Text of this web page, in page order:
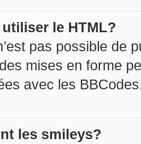
le HTML?
pas possible de
mises en forme
avec les
les smileys?